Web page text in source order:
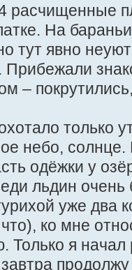
расчищенные
На
тут явно
Прибежали
–
только
небо,
одёжки у
льдин очень
уже два
ко мне
Только я